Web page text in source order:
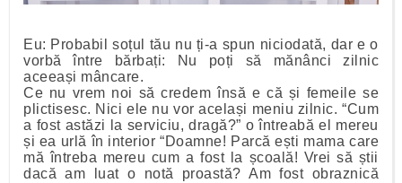
Eu: Probabil soțul tău nu ți-a spun niciodată, dar e o
vorbă între bărbați: Nu poți să mănânci zilnic
aceeași mâncare.
Ce nu vrem noi să credem însă e că și femeile se
plictisesc. Nici ele nu vor același meniu zilnic. “Cum
a fost astăzi la serviciu, dragă?” o întreabă el mereu
și ea urlă în interior “Doamne! Parcă ești mama care
mă întreba mereu cum a fost la școală! Vrei să știi
dacă am luat o notă proastă? Am fost obraznică